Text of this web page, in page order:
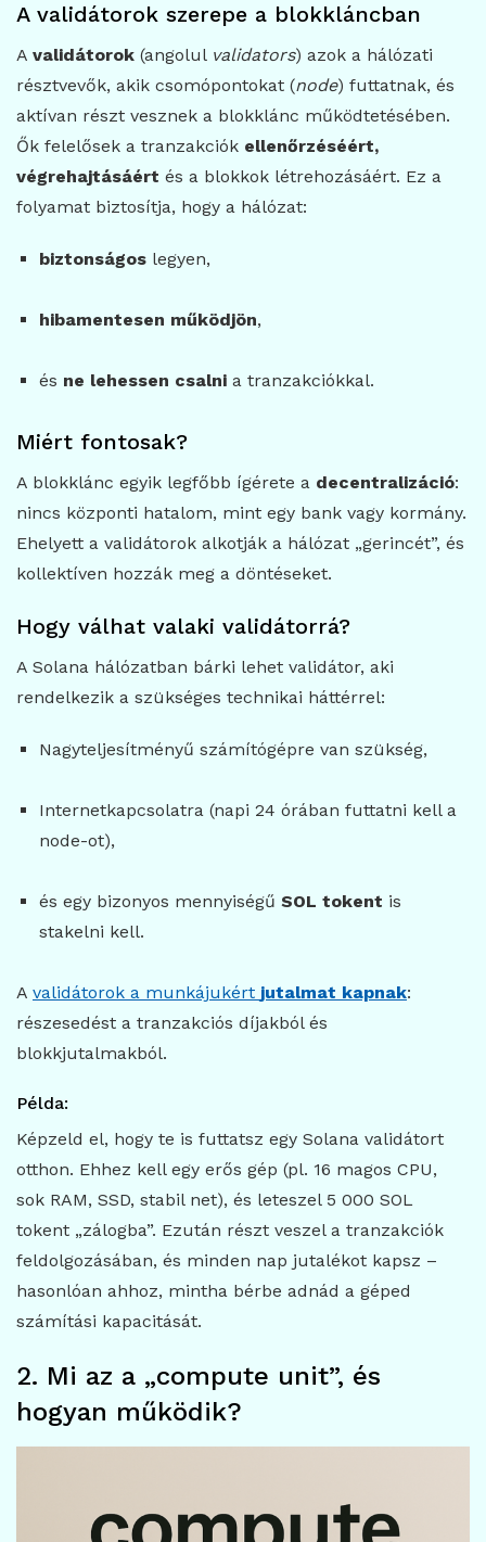
A validátorok szerepe a blokkláncban
A validátorok (angolul validators) azok a hálózati
résztvevők, akik csomópontokat (node) futtatnak, és
aktívan részt vesznek a blokklánc működtetésében.
Ők felelősek a tranzakciók ellenőrzéséért,
végrehajtásáért és a blokkok létrehozásáért. Ez a
folyamat biztosítja, hogy a hálózat:
biztonságoslegyen,
hibamentesen működjön,
és ne lehessen csalnia tranzakciókkal.
Miért fontosak?
A blokklánc egyik legfőbb ígérete a decentralizáció:
nincs központi hatalom, mint egy bank vagy kormány.
Ehelyett a validátorok alkotják a hálózat „gerincét”, és
kollektíven hozzák meg a döntéseket.
Hogy válhat valaki validátorrá?
A Solana hálózatban bárki lehet validátor, aki
rendelkezik a szükséges technikai háttérrel:
Nagyteljesítményű számítógépre van szükség,
Internetkapcsolatra (napi 24 órában futtatni kell a
node-ot),
és egy bizonyos mennyiségű SOL tokent is
stakelni kell.
A validátorok a munkájukért jutalmat kapnak:
részesedést a tranzakciós díjakból és
blokkjutalmakból.
Példa:
Képzeld el, hogy te is futtatsz egy Solana validátort
otthon. Ehhez kell egy erős gép (pl. 16 magos CPU,
sok RAM, SSD, stabil net), és leteszel 5 000 SOL
tokent „zálogba”. Ezután részt veszel a tranzakciók
feldolgozásában, és minden nap jutalékot kapsz –
hasonlóan ahhoz, mintha bérbe adnád a géped
számítási kapacitását.
2. Mi az a „compute unit”, és
hogyan működik?